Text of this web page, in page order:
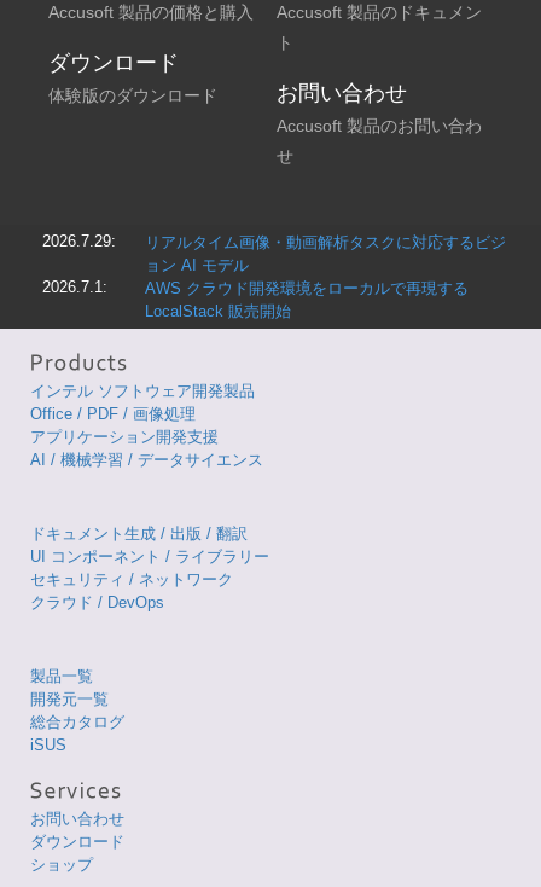
Accusoft 製品の価格と購入
ダウンロード
体験版のダウンロード
Accusoft 製品のドキュメン
ト
お問い合わせ
Accusoft 製品のお問い合わ
せ
2026.7.29:
リアルタイム画像・動画解析タスクに対応するビジ
ョン AI モデル
2026.7.1:
AWS クラウド開発環境をローカルで再現する
LocalStack 販売開始
インテル ソフトウェア開発製品
Office / PDF / 画像処理
アプリケーション開発支援
AI / 機械学習 / データサイエンス
ドキュメント生成 / 出版 / 翻訳
UI コンポーネント / ライブラリー
セキュリティ / ネットワーク
クラウド / DevOps
製品一覧
開発元一覧
総合カタログ
iSUS
お問い合わせ
ダウンロード
ショップ